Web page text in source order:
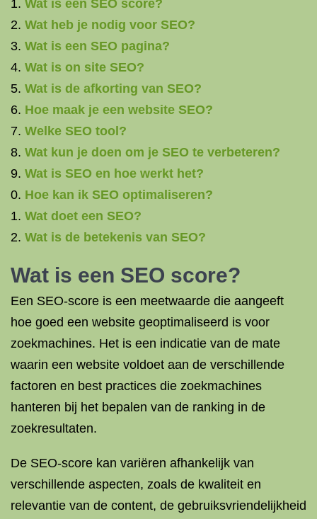
Wat is een SEO score?
Wat heb je nodig voor SEO?
Wat is een SEO pagina?
Wat is on site SEO?
Wat is de afkorting van SEO?
Hoe maak je een website SEO?
Welke SEO tool?
Wat kun je doen om je SEO te verbeteren?
Wat is SEO en hoe werkt het?
Hoe kan ik SEO optimaliseren?
Wat doet een SEO?
Wat is de betekenis van SEO?
Wat is een SEO score?
Een SEO-score is een meetwaarde die aangeeft
hoe goed een website geoptimaliseerd is voor
zoekmachines. Het is een indicatie van de mate
waarin een website voldoet aan de verschillende
factoren en best practices die zoekmachines
hanteren bij het bepalen van de ranking in de
zoekresultaten.
De SEO-score kan variëren afhankelijk van
verschillende aspecten, zoals de kwaliteit en
relevantie van de content, de gebruiksvriendelijkheid